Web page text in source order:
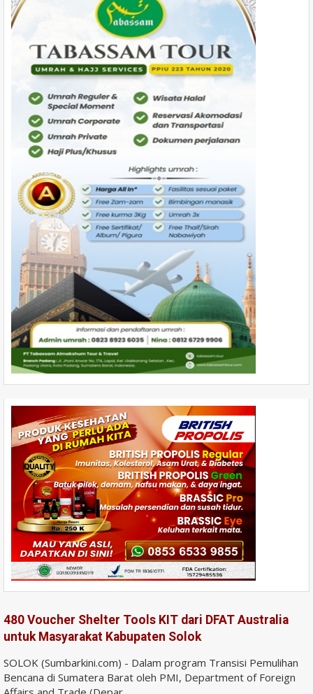
480 Voucher Shelter Tools KIT dari DFAT Australia
untuk Masyarakat Kabupaten Solok
SOLOK (Sumbarkini.com) - Dalam program Transisi Pemulihan
Bencana di Sumatera Barat oleh PMI, Department of Foreign